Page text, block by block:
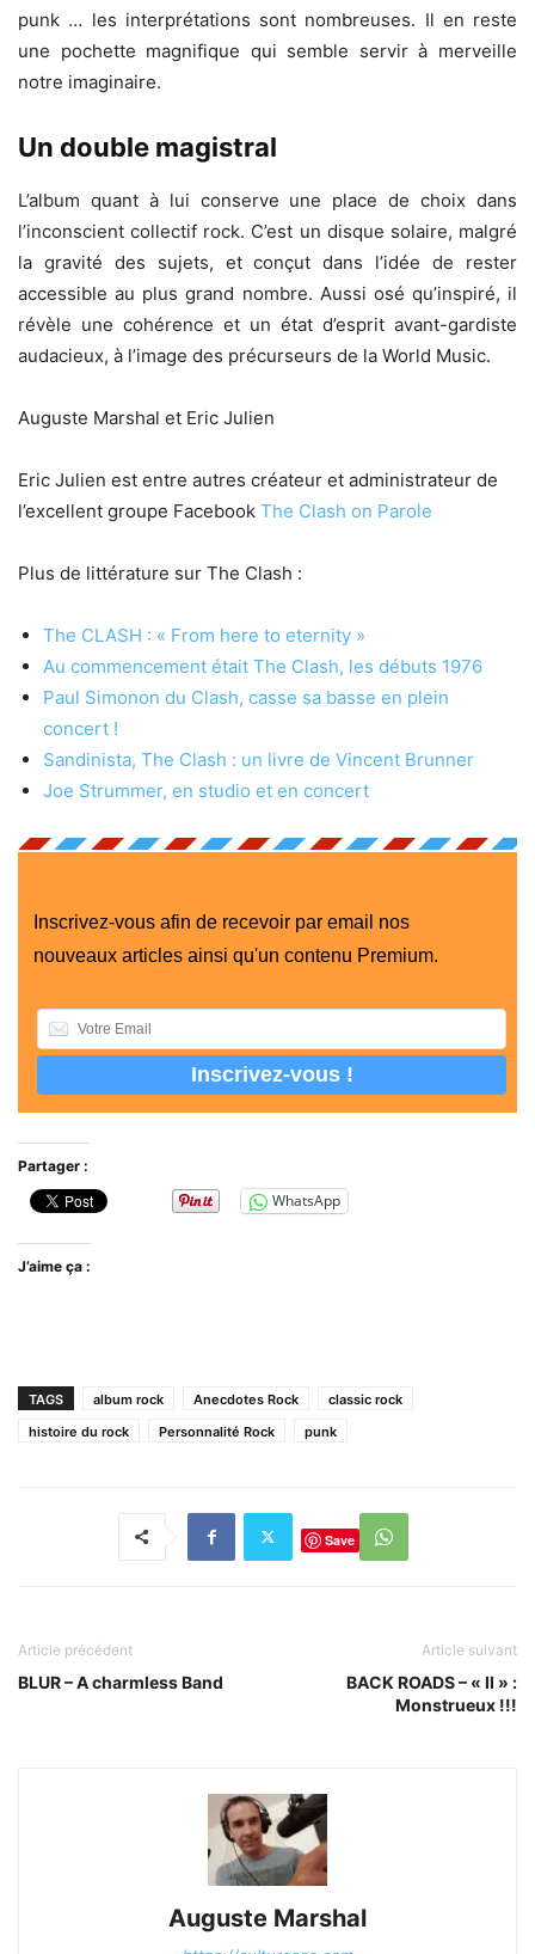
punk … les interprétations sont nombreuses. Il en reste
une pochette magnifique qui semble servir à merveille
notre imaginaire.
Un double magistral
L’album quant à lui conserve une place de choix dans
l’inconscient collectif rock. C’est un disque solaire, malgré
la gravité des sujets, et conçut dans l’idée de rester
accessible au plus grand nombre. Aussi osé qu’inspiré, il
révèle une cohérence et un état d’esprit avant-gardiste
audacieux, à l’image des précurseurs de la World Music.
Auguste Marshal et Eric Julien
Eric Julien est entre autres créateur et administrateur de
l’excellent groupe Facebook The Clash on Parole
Plus de littérature sur The Clash :
The CLASH : « From here to eternity »
Au commencement était The Clash, les débuts 1976
Paul Simonon du Clash, casse sa basse en plein
concert !
Sandinista, The Clash : un livre de Vincent Brunner
Joe Strummer, en studio et en concert
Inscrivez-vous afin de recevoir par email nos
nouveaux articles ainsi qu'un contenu Premium.
Partager :
WhatsApp
J’aime ça :
TAGS album rock Anecdotes Rock
classic rock
histoire du rock
Personnalité Rock punk
Save
Article précédent
BLUR – A charmless Band
Article suivant
BACK ROADS – « II » :
Monstrueux !!!
Auguste Marshal